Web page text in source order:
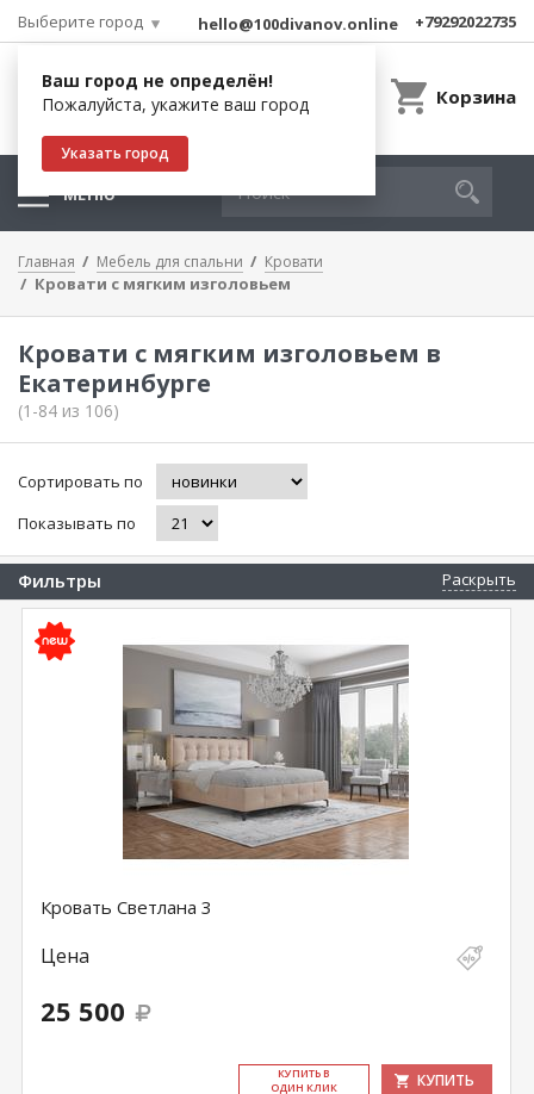
Выберите город
Ваш город не определён!
Пожалуйста, укажите ваш город
Указать город
hello@100divanov.online +79292022735
Корзина
МЕНЮ
Главная Мебель для спальни Кровати
Кровати с мягким изголовьем
Кровати с мягким изголовьем в
Екатеринбурге
(1-84 из 106)
Сортировать по
Показывать по
Фильтры Раскрыть
Кровать Светлана 3
Цена
25 500
КУ­ПИТЬ В
ОДИН КЛИК
КУПИТЬ